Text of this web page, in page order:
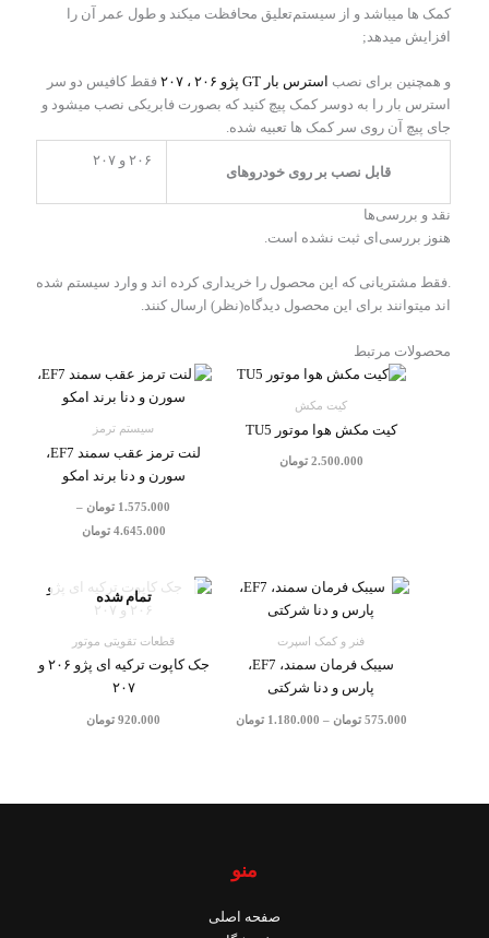
کمک ها میباشد و از سیستم‌تعلیق محافظت میکند و طول عمر آن را
افزایش میدهد;
و‌ همچنین برای نصب استرس بار GT پژو ۲۰۶ ، ۲۰۷
فقط کافیس دو سر
استرس بار را به دو‌سر کمک پیچ کنید که بصورت فابریکی نصب میشود و
جای پیچ آن روی سر کمک ها تعبیه شده.
قابل نصب بر روی خودرو‌های
۲۰۶ و ۲۰۷
نقد و بررسی‌ها
هنوز بررسی‌ای ثبت نشده است.
.فقط مشتریانی که این محصول را خریداری کرده اند و وارد سیستم شده
اند میتوانند برای این محصول دیدگاه(نظر) ارسال کنند.
محصولات مرتبط
کیت مکش
کیت مکش هوا موتور TU5
2.500.000 تومان
سیستم‌ ترمز
لنت ترمز عقب سمند EF7،
سورن و دنا برند امکو
1.575.000 تومان –
4.645.000 تومان
محدوده
فنر و کمک اسپرت
سیبک فرمان سمند، EF7،
پارس و دنا شرکتی
575.000 تومان –
1.180.000 تومان
محدوده
قیمت:
تمام شده
قطعات تقویتی موتور
جک کاپوت ترکیه ای پژو ۲۰۶ و
۲۰۷
920.000 تومان
منو
صفحه اصلی